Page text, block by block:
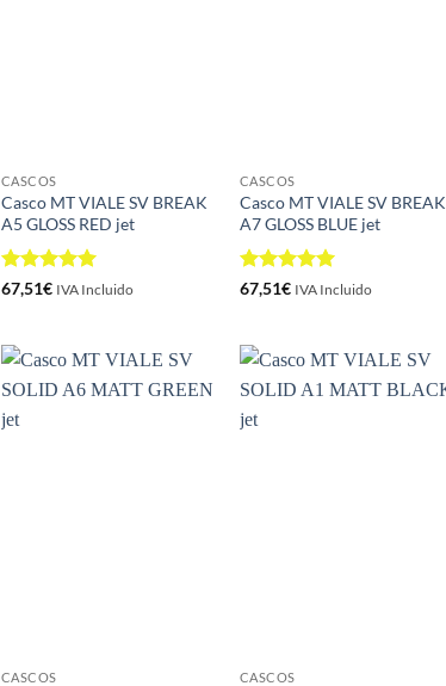
CASCOS
Casco MT VIALE SV BREAK
A5 GLOSS RED jet
Valorado
67,51€ IVA Incluido
CASCOS
Casco MT VIALE SV BREAK
A7 GLOSS BLUE jet
Valorado
67,51€ IVA Incluido
CASCOS CASCOS